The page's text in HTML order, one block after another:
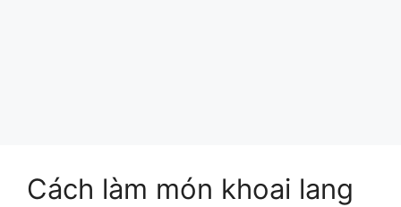
Cách làm món khoai lang